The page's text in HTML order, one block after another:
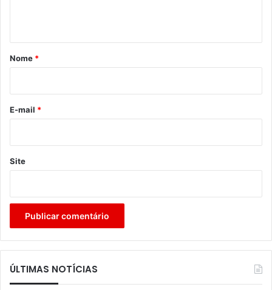
r
*
Nome *
E-mail *
Site
ÚLTIMAS NOTÍCIAS